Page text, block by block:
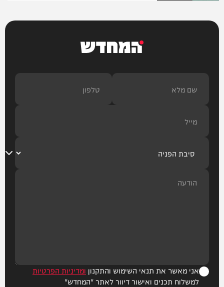
המחדש
אני מאשר את תנאי השימוש והתקנון ומדיניות הפרטיות
למשלוח תכנים ואישור דיוור לאתר "המחדש"